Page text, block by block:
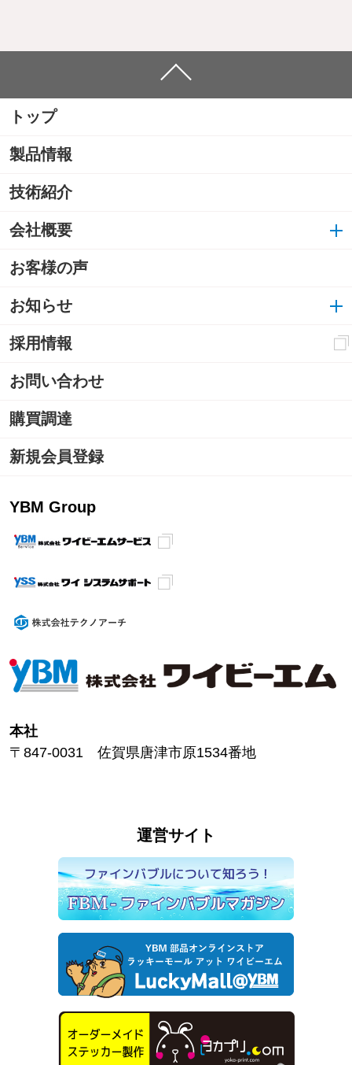
トップ
製品情報
技術紹介
会社概要
お客様の声
お知らせ
採用情報
お問い合わせ
購買調達
新規会員登録
YBM Group
本社
〒847-0031 佐賀県唐津市原1534番地
運営サイト